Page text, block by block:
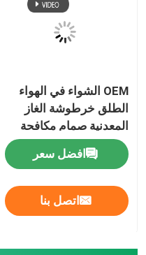
OEM الشواء في الهواء
الطلق خرطوشة الغاز
المعدنية صمام مكافحة
التسرب وخفيفة الوزن
افضل سعر
اتصل بنا